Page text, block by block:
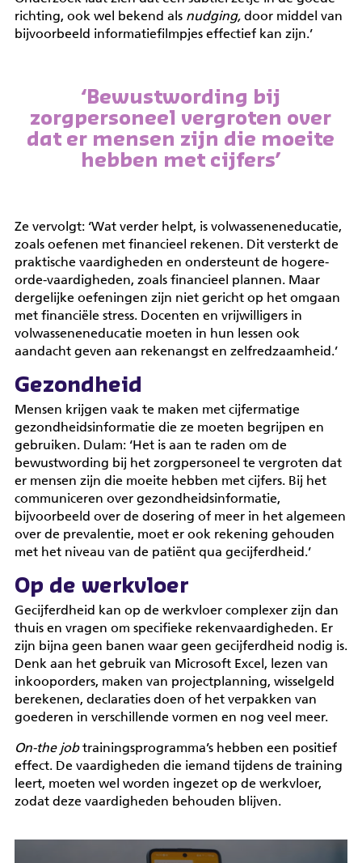
richting, ook wel bekend als nudging,door middel van
bijvoorbeeld informatiefilmpjes effectief kan zijn.’
‘Bewustwording bij
zorgpersoneel vergroten over
dat er mensen zijn die moeite
hebben met cijfers’
Ze vervolgt: ‘Wat verder helpt, is volwasseneneducatie,
zoals oefenen met financieel rekenen. Dit versterkt de
praktische vaardigheden en ondersteunt de hogere-
orde-vaardigheden, zoals financieel plannen. Maar
dergelijke oefeningen zijn niet gericht op het omgaan
met financiële stress. Docenten en vrijwilligers in
volwasseneneducatie moeten in hun lessen ook
aandacht geven aan rekenangst en zelfredzaamheid.’
Gezondheid
Mensen krijgen vaak te maken met cijfermatige
gezondheidsinformatie die ze moeten begrijpen en
gebruiken. Dulam: ‘Het is aan te raden om de
bewustwording bij het zorgpersoneel te vergroten dat
er mensen zijn die moeite hebben met cijfers. Bij het
communiceren over gezondheidsinformatie,
bijvoorbeeld over de dosering of meer in het algemeen
over de prevalentie, moet er ook rekening gehouden
met het niveau van de patiënt qua gecijferdheid.’
Op de werkvloer
Gecijferdheid kan op de werkvloer complexer zijn dan
thuis en vragen om specifieke rekenvaardigheden. Er
zijn bijna geen banen waar geen gecijferdheid nodig is.
Denk aan het gebruik van Microsoft Excel, lezen van
inkooporders, maken van projectplanning, wisselgeld
berekenen, declaraties doen of het verpakken van
goederen in verschillende vormen en nog veel meer.
On-the jobtrainingsprogramma’s hebben een positief
effect. De vaardigheden die iemand tijdens de training
leert, moeten wel worden ingezet op de werkvloer,
zodat deze vaardigheden behouden blijven.